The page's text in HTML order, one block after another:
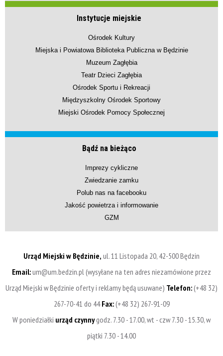
Instytucje miejskie
Ośrodek Kultury
Miejska i Powiatowa Biblioteka Publiczna w Będzinie
Muzeum Zagłębia
Teatr Dzieci Zagłębia
Ośrodek Sportu i Rekreacji
Międzyszkolny Ośrodek Sportowy
Miejski Ośrodek Pomocy Społecznej
Bądź na bieżąco
Imprezy cykliczne
Zwiedzanie zamku
Polub nas na facebooku
Jakość powietrza i informowanie
GZM
Urząd Miejski w Będzinie, ul. 11 Listopada 20, 42-500 Będzin
Email:um@um.bedzin.pl (wysyłane na ten adres niezamówione przez
Urząd Miejski w Będzinie oferty i reklamy będą usuwane) Telefon:(+48 32)
267-70-41 do 44Fax:(+48 32) 267-91-09
W poniedziałki urząd czynnygodz. 7.30 - 17.00, wt - czw 7.30 - 15.30, w
piątki 7.30 - 14.00